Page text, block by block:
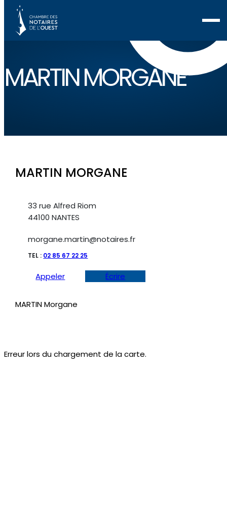
MARTIN MORGANE
Erreur lors du chargement de la carte.
MARTIN MORGANE
33 rue Alfred Riom
44100 NANTES
morgane.martin@notaires.fr
TEL : 02 85 67 22 25
Appeler Écrire
MARTIN Morgane